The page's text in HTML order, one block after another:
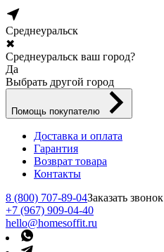
Среднеуральск
✖
Среднеуральск ваш город?
Да
Выбрать другой город
Помощь покупателю
Доставка и оплата
Гарантия
Возврат товара
Контакты
8 (800) 707-89-04Заказать звонок
+7 (967) 909-04-40
hello@homesoffit.ru